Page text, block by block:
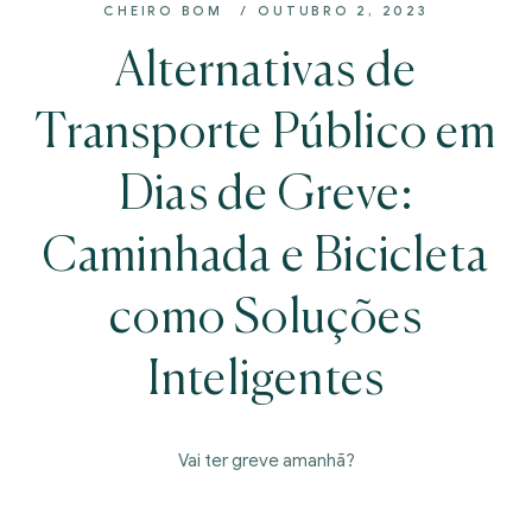
CHEIRO BOM
OUTUBRO 2, 2023
Alternativas de
Transporte Público em
Dias de Greve:
Caminhada e Bicicleta
como Soluções
Inteligentes
Vai ter greve amanhã?